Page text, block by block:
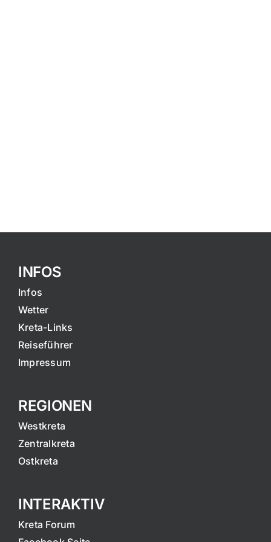
INFOS
Infos
Wetter
Kreta-Links
Reiseführer
Impressum
REGIONEN
Westkreta
Zentralkreta
Ostkreta
INTERAKTIV
Kreta Forum